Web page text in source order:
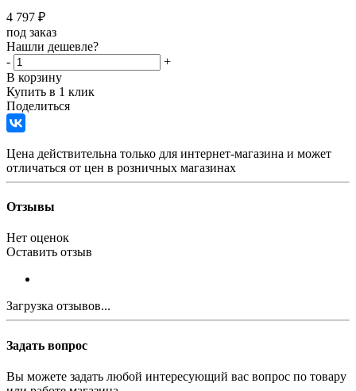
4 797 ₽
под заказ
Нашли дешевле?
-
+
В корзину
Купить в 1 клик
Поделиться
Цена действительна только для интернет-магазина и может
отличаться от цен в розничных магазинах
Отзывы
Нет оценок
Оставить отзыв
Загрузка отзывов...
Задать вопрос
Вы можете задать любой интересующий вас вопрос по товару